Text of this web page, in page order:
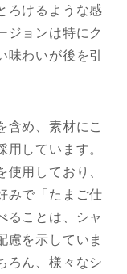
ろけるような感
ジョンは特にク
味わいが後を引
含め、素材にこ
しています。
用しており、
みで「たまご仕
ることは、シャ
慮を示していま
ろん、様々なシ